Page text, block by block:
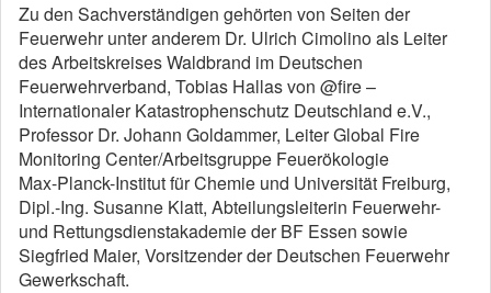
Zu den Sachverständigen gehörten von Seiten der
Feuerwehr unter anderem Dr. Ulrich Cimolino als Leiter
des Arbeitskreises Waldbrand im Deutschen
Feuerwehrverband, Tobias Hallas von @fire –
Internationaler Katastrophenschutz Deutschland e.V.,
Professor Dr. Johann Goldammer, Leiter Global Fire
Monitoring Center/Arbeitsgruppe Feuerökologie
Max-Planck-Institut für Chemie und Universität Freiburg,
Dipl.-Ing. Susanne Klatt, Abteilungsleiterin Feuerwehr-
und Rettungsdienstakademie der BF Essen sowie
Siegfried Maier, Vorsitzender der Deutschen Feuerwehr
Gewerkschaft.